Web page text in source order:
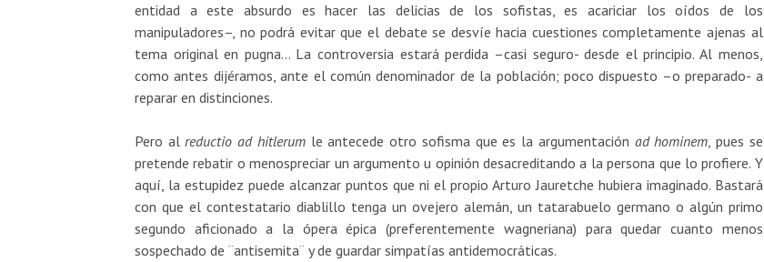
entidad a este absurdo es hacer las delicias de los sofistas, es acariciar los oídos de los
manipuladores–, no podrá evitar que el debate se desvíe hacia cuestiones completamente ajenas al
tema original en pugna… La controversia estará perdida –casi seguro- desde el principio. Al menos,
como antes dijéramos, ante el común denominador de la población; poco dispuesto –o preparado- a
reparar en distinciones.
Pero alreductio ad hitlerumle antecede otro sofisma que es la argumentación ad hominem, pues se
pretende rebatir o menospreciar un argumento u opinión desacreditando a la persona que lo profiere. Y
aquí, la estupidez puede alcanzar puntos que ni el propio Arturo Jauretche hubiera imaginado. Bastará
con que el contestatario diablillo tenga un ovejero alemán, un tatarabuelo germano o algún primo
segundo aficionado a la ópera épica (preferentemente wagneriana) para quedar cuanto menos
sospechado de ¨antisemita¨ y de guardar simpatías antidemocráticas.